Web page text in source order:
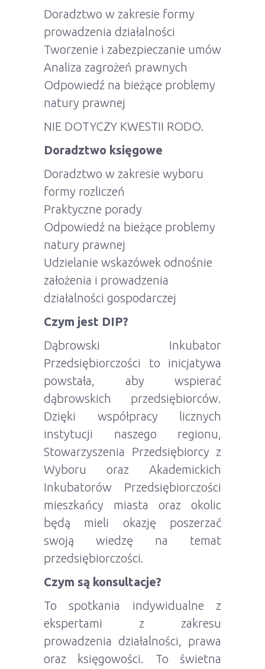
Doradztwo w zakresie formy
prowadzenia działalności
Tworzenie i zabezpieczanie umów
Analiza zagrożeń prawnych
Odpowiedź na bieżące problemy
natury prawnej
NIE DOTYCZY KWESTII RODO.
Doradztwo księgowe
Doradztwo w zakresie wyboru
formy rozliczeń
Praktyczne porady
Odpowiedź na bieżące problemy
natury prawnej
Udzielanie wskazówek odnośnie
założenia i prowadzenia
działalności gospodarczej
Czym jest DIP?
Dąbrowski Inkubator
Przedsiębiorczości to inicjatywa
powstała, aby wspierać
dąbrowskich przedsiębiorców.
Dzięki współpracy licznych
instytucji naszego regionu,
Stowarzyszenia Przedsiębiorcy z
Wyboru oraz Akademickich
Inkubatorów Przedsiębiorczości
mieszkańcy miasta oraz okolic
będą mieli okazję poszerzać
swoją wiedzę na temat
przedsiębiorczości.
Czym są konsultacje?
To spotkania indywidualne z
ekspertami z zakresu
prowadzenia działalności, prawa
oraz księgowości. To świetna